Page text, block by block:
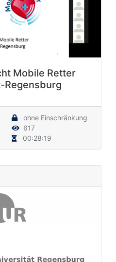
Mobile Retter
Regensburg
ohne Einschränkung
617
00:28:19